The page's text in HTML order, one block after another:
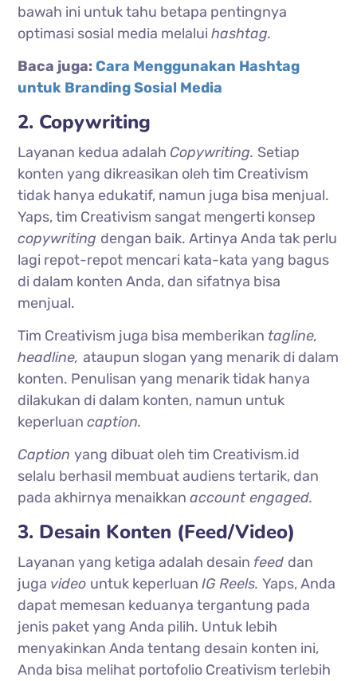
bawah ini untuk tahu betapa pentingnya
optimasi sosial media melaluihashtag.
Baca juga:Cara Menggunakan Hashtag
untuk Branding Sosial Media
2. Copywriting
Layanan kedua adalah Copywriting. Setiap
konten yang dikreasikan oleh tim Creativism
tidak hanya edukatif, namun juga bisa menjual.
Yaps, tim Creativism sangat mengerti konsep
copywriting dengan baik. Artinya Anda tak perlu
lagi repot-repot mencari kata-kata yang bagus
di dalam konten Anda, dan sifatnya bisa
menjual.
Tim Creativism juga bisa memberikan tagline,
headline,ataupun slogan yang menarik di dalam
konten. Penulisan yang menarik tidak hanya
dilakukan di dalam konten, namun untuk
keperluancaption.
Captionyang dibuat oleh tim Creativism.id
selalu berhasil membuat audiens tertarik, dan
pada akhirnya menaikkanaccount engaged.
3. Desain Konten (Feed/Video)
Layanan yang ketiga adalah desain feed dan
juga video untuk keperluanIG Reels.Yaps, Anda
dapat memesan keduanya tergantung pada
jenis paket yang Anda pilih. Untuk lebih
menyakinkan Anda tentang desain konten ini,
Anda bisa melihat portofolio Creativism terlebih